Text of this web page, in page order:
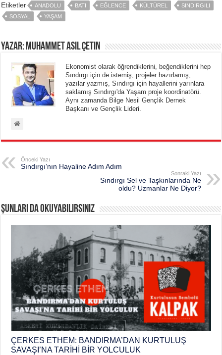
Etiketler ANADOLU BATI EĞLENCE KÜLTÜREL
SINDIRGILI
SOSYAL
YAŞAM
Yazar: Muhammet Asil Çetin
Ekonomist olarak öğrendiklerini, beğendiklerini hep
Sındırgı için de istemiş, projeler hazırlamış,
yazılar yazmış, Sındırgı için hayallerini yarınlara
saklamış Sındırgı'da Yaşam proje koordinatörü.
Aynı zamanda Bilge Nesil Gençlik Dernek
Başkanı ve Gençlik Lideri.
Önceki Yazı
Sındırgı’nın Hayaline Adım Adım
Sonraki Yazı
Sındırgı Sel ve Taşkınlarında Ne
oldu? Uzmanlar Ne Diyor?
Şunları da okuyabilirsiniz
ÇERKES ETHEM: BANDIRMA’DAN KURTULUŞ
SAVAŞI’NA TARİHİ BİR YOLCULUK